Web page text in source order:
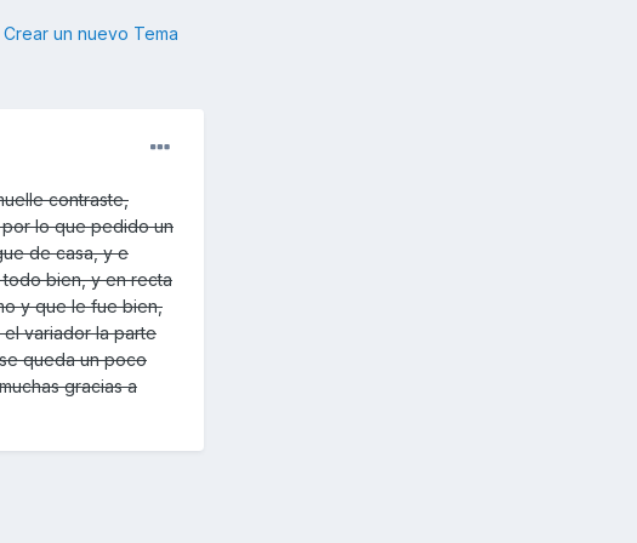
Crear un nuevo Tema
contraste,
lo que pedido un
de casa, y e
bien, y en recta
y que le fue bien,
variador la parte
queda un poco
gracias a